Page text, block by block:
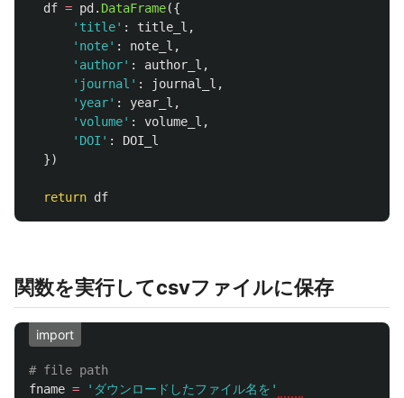
df = pd . DataFrame({
' title' : title_l ,
' note' : note_l ,
' author' : author_l ,
' journal ' : journal_l ,
' year' : year_l ,
' volume' : volume_l ,
' DOI ' :
DOI_l
})
return df
関数を実行してcsvファイルに保存
import
fname = ' ダウンロードしたファイル名を '